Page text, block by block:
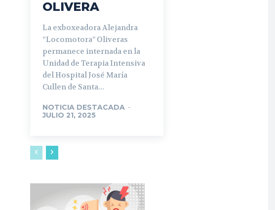
OLIVERA
La exboxeadora Alejandra
“Locomotora” Oliveras
permanece internada en la
Unidad de Terapia Intensiva
del Hospital José María
Cullen de Santa...
NOTICIA DESTACADA -
JULIO 21, 2025